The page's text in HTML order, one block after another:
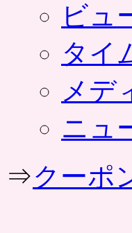
ビュ
タイ
メデ
ニュ
⇒クーポ